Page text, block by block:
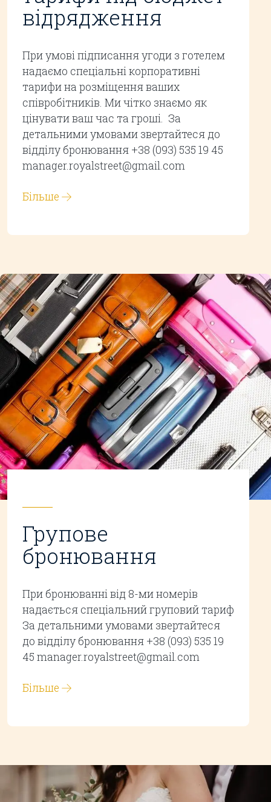
відрядження
При умові підписання угоди з готелем
надаємо спеціальні корпоративні
тарифи на розміщення ваших
співробітників. Ми чітко знаємо як
цінувати ваш час та гроші. За
детальними умовами звертайтеся до
відділу бронювання +38 (093) 535 19 45
manager.royalstreet@gmail.com
Більше
Групове
бронювання
При бронюванні від 8-ми номерів
надається спеціальний груповий тариф
За детальними умовами звертайтеся
до відділу бронювання +38 (093) 535 19
45 manager.royalstreet@gmail.com
Більше